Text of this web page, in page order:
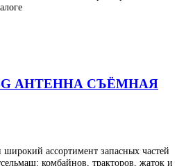
4G АНТЕННА СЪЁМНАЯ
ассортимент запасных частей
комбайнов, тракторов, жаток и